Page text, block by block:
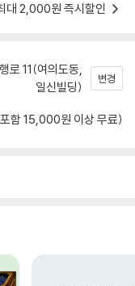
대 2,000원 즉시할인
로 11(여의도동,
일신빌딩)
변경
함 15,000원 이상 무료)